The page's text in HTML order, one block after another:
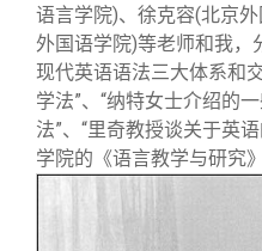
语言学院)、徐克容(北京
外国语学院)等老师和我，
现代英语语法三大体系和
学法”、“纳特女士介绍的
法”、“里奇教授谈关于英
学院的《语言教学与研究